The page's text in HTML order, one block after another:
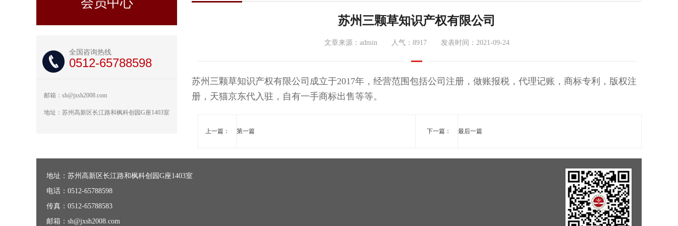
全国咨询热线
0512-65788598
邮箱：sh@jxsh2008.com
地址：苏州高新区长江路和枫科创园G座1403室
苏州三颗草知识产权有限公司
文章来源：admin 人气：8917 发表时间：2021-09-24
苏州三颗草知识产权有限公司成立于2017年，经营范围包括公司注册，做账报税，代理记账，商标专利，版权注
册，天猫京东代入驻，自有一手商标出售等等。
上一篇： 第一篇 下一篇： 最后一篇
地址：苏州高新区长江路和枫科创园G座1403室
电话：0512-65788598
传真：0512-65788583
邮箱：sh@jxsh2008.com